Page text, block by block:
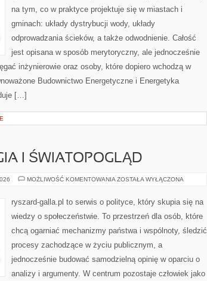
na tym, co w praktyce projektuje się w miastach i
gminach: układy dystrybucji wody, układy
odprowadzania ścieków, a także odwodnienie. Całość
jest opisana w sposób merytoryczny, ale jednocześnie
inżynierowie oraz osoby, które dopiero wchodzą w
Budownictwo Energetyczne i Energetyka
[…]
I ŚWIATOPOGLĄD
MOŻLIWOŚĆ KOMENTOWANIA POLITYKA
I
ŚWIATOPOGLĄD
ZOSTAŁA WYŁĄCZONA
ryszard-galla.pl to serwis o polityce, który skupia się na
wiedzy o społeczeństwie. To przestrzeń dla osób, które
chcą ogarniać mechanizmy państwa i wspólnoty, śledzić
procesy zachodzące w życiu publicznym, a
jednocześnie budować samodzielną opinię w oparciu o
analizy i argumenty. W centrum pozostaje człowiek jako